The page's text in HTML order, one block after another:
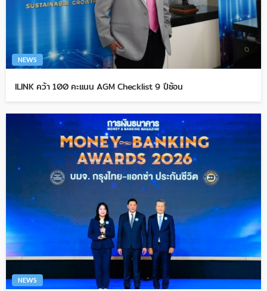
NEWS
ILINK คว้า 100 คะแนน AGM Checklist 9 ปีซ้อน
NEWS